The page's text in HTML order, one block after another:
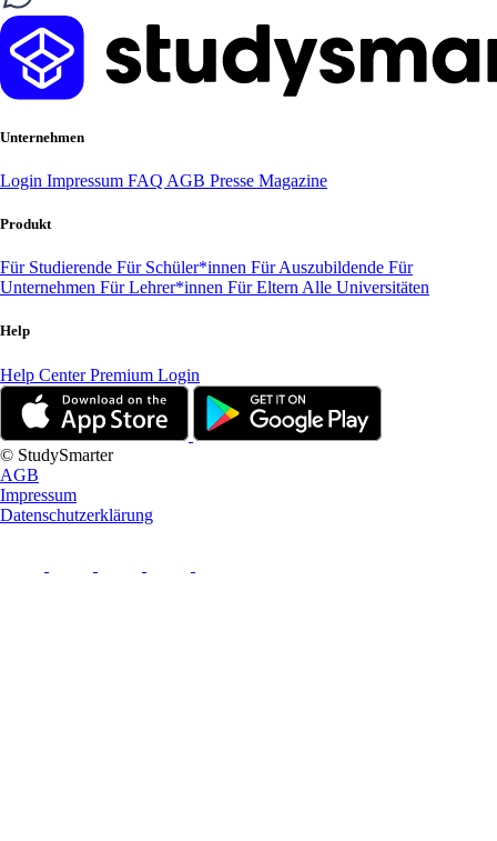
Unternehmen
Login Impressum FAQ AGB Presse Magazine
Produkt
Für Studierende Für Schüler*innen Für Auszubildende Für
Unternehmen Für Lehrer*innen Für Eltern Alle Universitäten
Help
Help CenterPremium Login
© StudySmarter
AGB
Impressum
Datenschutzerklärung